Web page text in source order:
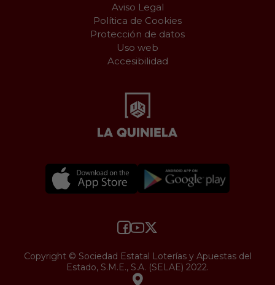
Aviso Legal
Política de Cookies
Protección de datos
Uso web
Accesibilidad
Copyright © Sociedad Estatal Loterías y Apuestas del
Estado, S.M.E., S.A. (SELAE) 2022.